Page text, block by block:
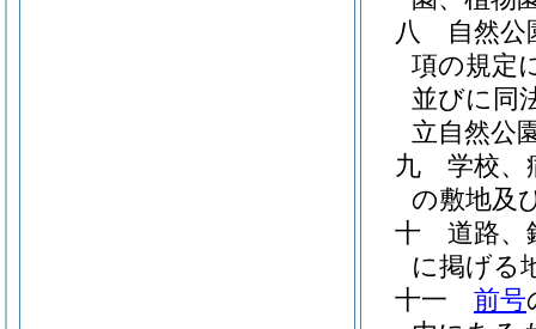
八
自然公
項の規定
並びに同
立自然公
九
学校、
の敷地及
十
道路、
に掲げる
十一
前号